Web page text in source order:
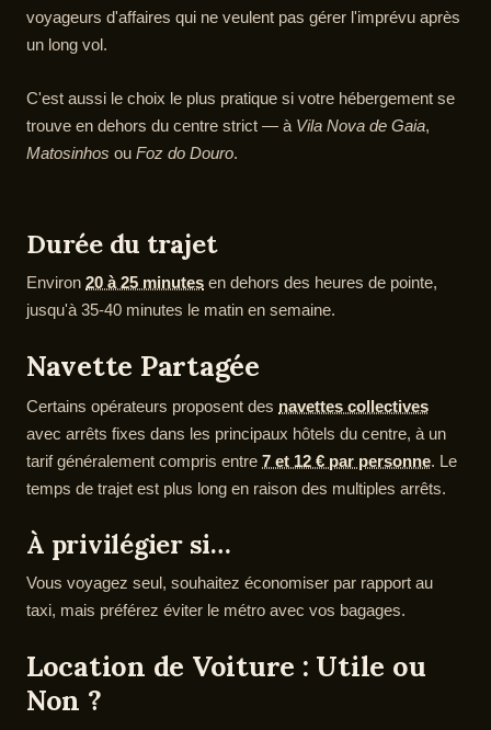
voyageurs d'affaires qui ne veulent pas gérer l'imprévu après
un long vol.
C'est aussi le choix le plus pratique si votre hébergement se
trouve en dehors du centre strict — à Vila Nova de Gaia,
Matosinhos ou Foz do Douro.
Durée du trajet
Environ 20 à 25 minutes en dehors des heures de pointe,
jusqu'à 35-40 minutes le matin en semaine.
Navette Partagée
Certains opérateurs proposent des navettes collectives
avec arrêts fixes dans les principaux hôtels du centre, à un
tarif généralement compris entre 7 et 12 € par personne. Le
temps de trajet est plus long en raison des multiples arrêts.
À privilégier si…
Vous voyagez seul, souhaitez économiser par rapport au
taxi, mais préférez éviter le métro avec vos bagages.
Location de Voiture : Utile ou
Non ?